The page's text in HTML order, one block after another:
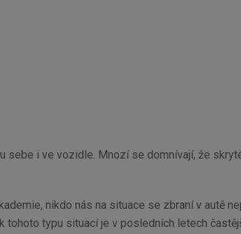
i ve vozidle. Mnozí se domnívají, že
nikdo nás na situace se zbraní v autě
typu situací je v posledních letech